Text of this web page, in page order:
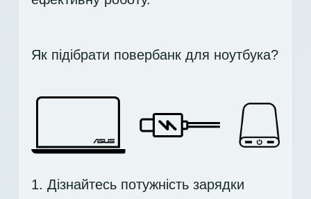
Як підібрати повербанк для ноутбука?
1. Дізнайтесь потужність зарядки